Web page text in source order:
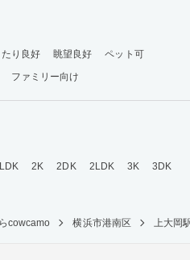
たり良好 眺望良好
ペット可
ファミリー向け
2K 2DK 2LDK 3K
3DK
cowcamo 横浜市港南区 上大岡